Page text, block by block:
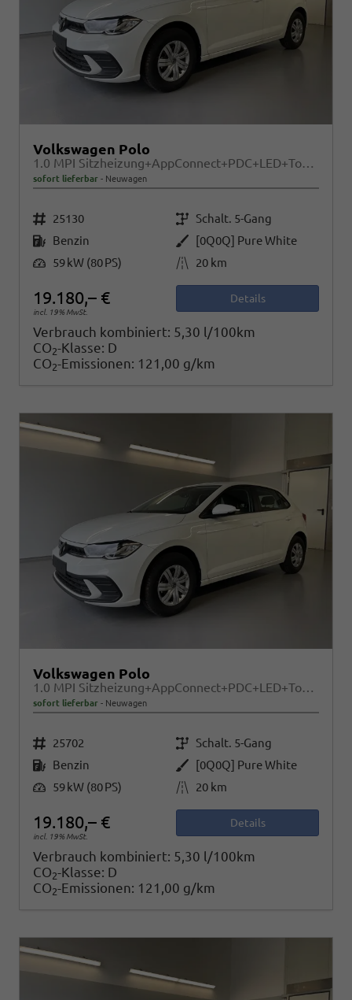
Volkswagen Polo
1.0 MPI Sitzheizung+AppConnect+PDC+LED+Touch+Lichtsensor+MultiLenkrad
sofort lieferbar Neuwagen
Fahrzeugnr. 25130 Getriebe Schalt. 5-Gang
Kraftstoff Benzin Außenfarbe
[0Q0Q] Pure White
Leistung 59 kW (80 PS) Kilometerstand 20 km
19.180,– €
incl. 19% MwSt.
Details
Verbrauch kombiniert: 5,30 l/100km
CO2-Klasse: D
CO2-Emissionen: 121,00 g/km
Volkswagen Polo
1.0 MPI Sitzheizung+AppConnect+PDC+LED+Touch+Lichtsensor+MultiLenkrad
sofort lieferbar Neuwagen
Fahrzeugnr. 25702 Getriebe Schalt. 5-Gang
Kraftstoff Benzin Außenfarbe
[0Q0Q] Pure White
Leistung 59 kW (80 PS) Kilometerstand 20 km
19.180,– €
incl. 19% MwSt.
Details
Verbrauch kombiniert: 5,30 l/100km
CO2-Klasse: D
CO2-Emissionen: 121,00 g/km